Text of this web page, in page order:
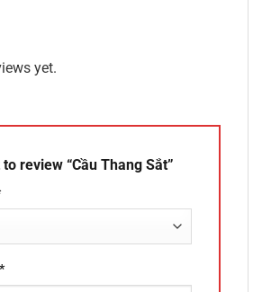
yet.
review “Cầu Thang Sắt”
*